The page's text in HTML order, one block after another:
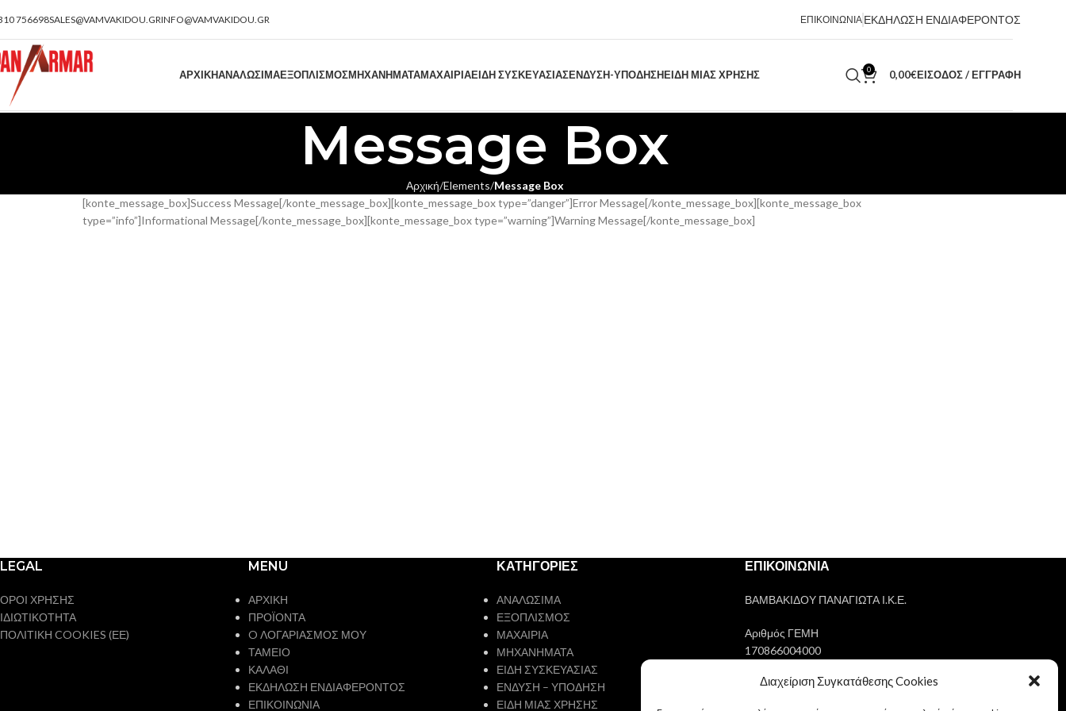
Διαχείριση Συγκατάθεσης Cookies
756698SALES@VAMVAKIDOU.GRINFO@VAMVAKIDOU.GR ΕΠΙΚΟΙΝΩΝΙΑ ΕΚΔΗΛΩΣΗ ΕΝΔΙΑΦΕΡΟΝΤΟΣ
ΑΡΧΙΚΗΑΝΑΛΩΣΙΜΑΕΞΟΠΛΙΣΜΟΣΜΗΧΑΝΗΜΑΤΑΜΑΧΑΙΡΙΑΕΙΔΗ ΣΥΣΚΕΥΑΣΙΑΣΕΝΔΥΣΗ-ΥΠΟΔΗΣΗΕΙΔΗ ΜΙΑΣ ΧΡΗΣΗΣ 0 0,00€ΕΊΣΟΔΟΣ / ΕΓΓΡΑΦΉ
Message Box
Αρχική Elements Message Box
[konte_message_box]Success Message[/konte_message_box][konte_message_box type=”danger”]Error Message[/konte_message_box][konte_message_box
type=”info”]Informational Message[/konte_message_box][konte_message_box type=”warning”]Warning Message[/konte_message_box]
LEGAL
ΟΡΟΙ ΧΡΗΣΗΣ
ΙΔΙΩΤΙΚΟΤΗΤΑ
ΠΟΛΙΤΙΚΗ COOKIES (ΕΕ)
MENU
ΑΡΧΙΚΗ
ΠΡΟΪΟΝΤΑ
O ΛΟΓΑΡΙΑΣΜΟΣ ΜΟΥ
ΤΑΜΕΙΟ
ΚΑΛΑΘΙ
ΕΚΔΗΛΩΣΗ ΕΝΔΙΑΦΕΡΟΝΤΟΣ
ΕΠΙΚΟΙΝΩΝΙΑ
ΚΑΤΗΓΟΡΙΕΣ
ΑΝΑΛΩΣΙΜΑ
ΕΞΟΠΛΙΣΜΟΣ
ΜΑΧΑΙΡΙΑ
ΜΗΧΑΝΗΜΑΤΑ
ΕΙΔΗ ΣΥΣΚΕΥΑΣΙΑΣ
ΕΝΔΥΣΗ – ΥΠΟΔΗΣΗ
ΕΙΔΗ ΜΙΑΣ ΧΡΗΣΗΣ
ΕΠΙΚΟΙΝΩΝΙΑ
ΒΑΜΒΑΚΙΔΟΥ ΠΑΝΑΓΙΩΤΑ Ι.Κ.Ε.
Αριθμός ΓΕΜΗ
170866004000
ΑΦΜ